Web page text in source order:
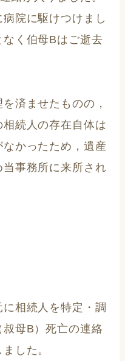
院に駆けつけまし
く伯母Bはご逝去
済ませたものの，
続人の存在自体は
かったため，遺産
事務所に来所され
相続人を特定・調
母B）死亡の連絡
した。